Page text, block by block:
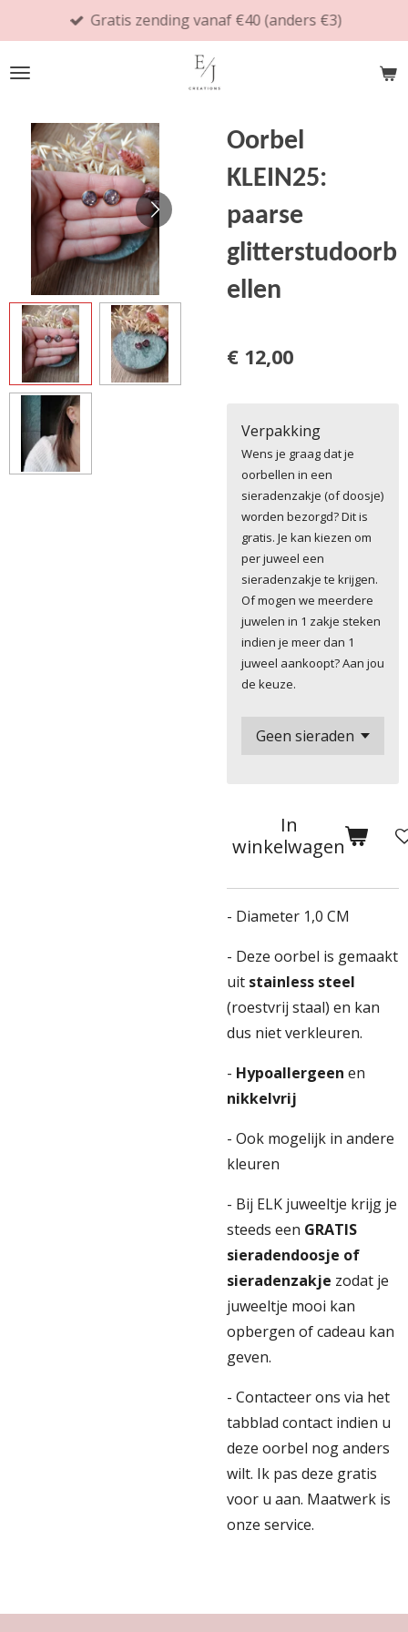
direct
naar
hoofdinhoud
Gratis zending vanaf €40 (anders €3)
Oorbel
KLEIN25:
paarse
glitterstudoorb
ellen
€ 12,00
Verpakking
Wens je graag dat je
oorbellen in een
sieradenzakje (of doosje)
worden bezorgd? Dit is
gratis. Je kan kiezen om
per juweel een
sieradenzakje te krijgen.
Of mogen we meerdere
juwelen in 1 zakje steken
indien je meer dan 1
juweel aankoopt? Aan jou
de keuze.
In
winkelwagen
- Diameter 1,0 CM
- Deze oorbel is gemaakt
uit stainless steel
(roestvrij staal) en kan
dus niet verkleuren.
- Hypoallergeen en
nikkelvrij
- Ook mogelijk in andere
kleuren
- Bij ELK juweeltje krijg je
steeds een GRATIS
sieradendoosje of
sieradenzakje zodat je
juweeltje mooi kan
opbergen of cadeau kan
geven.
- Contacteer ons via het
tabblad contact indien u
deze oorbel nog anders
wilt. Ik pas deze gratis
voor u aan. Maatwerk is
onze service.